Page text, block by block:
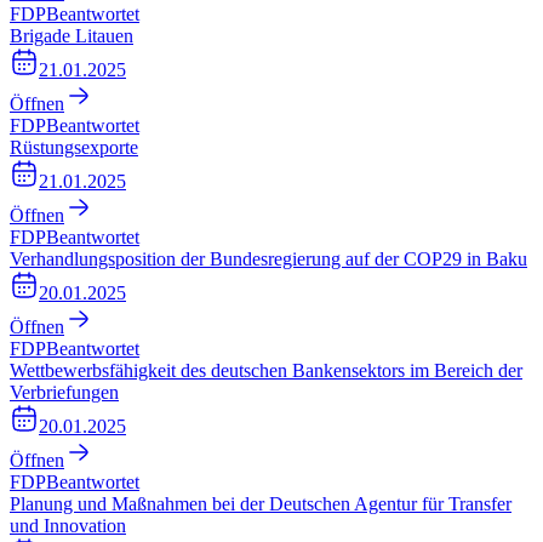
FDPBeantwortet
Brigade Litauen
21.01.2025
Öffnen
FDPBeantwortet
Rüstungsexporte
21.01.2025
Öffnen
FDPBeantwortet
Verhandlungsposition der Bundesregierung auf der COP29 in Baku
20.01.2025
Öffnen
FDPBeantwortet
Wettbewerbsfähigkeit des deutschen Bankensektors im Bereich der
Verbriefungen
20.01.2025
Öffnen
FDPBeantwortet
Planung und Maßnahmen bei der Deutschen Agentur für Transfer
und Innovation